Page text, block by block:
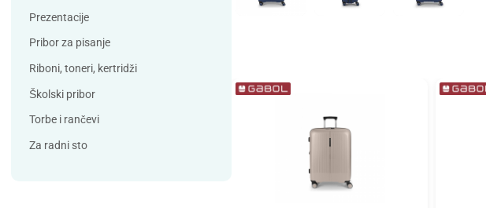
Han
Herma
HJP
Horse
Info Notes
Prezentacije
Pribor za pisanje
Riboni, toneri, kertridži
Školski pribor
Torbe i rančevi
Za radni sto